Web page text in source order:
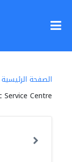
الصفحة الرئيسية
Service Centre